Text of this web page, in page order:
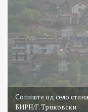
Сопиште од село
БИРН/Г. Трпковски